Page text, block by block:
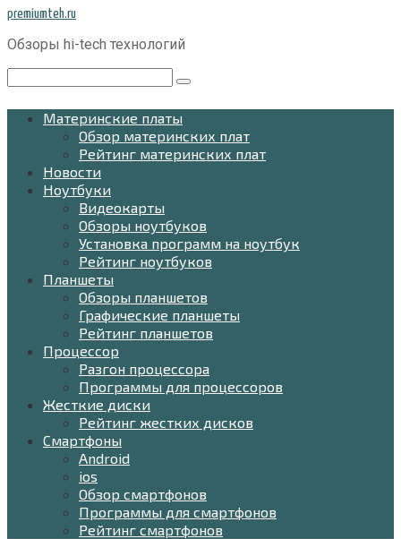
Перейти
контенту
premiumteh.ru
Обзоры hi-tech технологий
Материнские платы
Обзор материнских плат
Рейтинг материнских плат
Новости
Ноутбуки
Видеокарты
Обзоры ноутбуков
Установка программ на ноутбук
Рейтинг ноутбуков
Планшеты
Обзоры планшетов
Графические планшеты
Рейтинг планшетов
Процессор
Разгон процессора
Программы для процессоров
Жесткие диски
Рейтинг жестких дисков
Смартфоны
Android
ios
Обзор смартфонов
Программы для смартфонов
Рейтинг смартфонов